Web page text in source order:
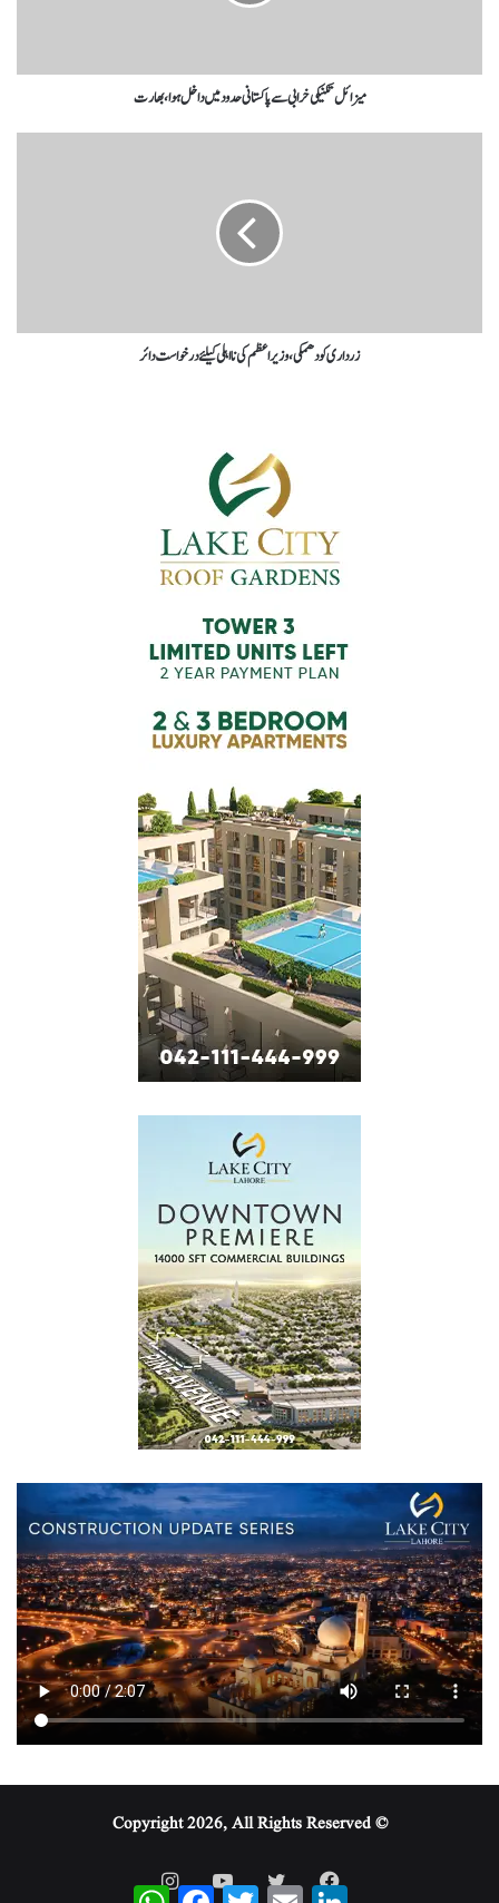
میزائل تکنیکی خرابی سے پاکستانی حدود میں داخل ہوا، بھارت
زرداری کو دھمکی، وزیراعظم کی نا اہلی کیلئے درخواست دائر
© Copyright 2026, All Rights Reserved
WhatsAppFacebookTwitterEmail
LinkedIn